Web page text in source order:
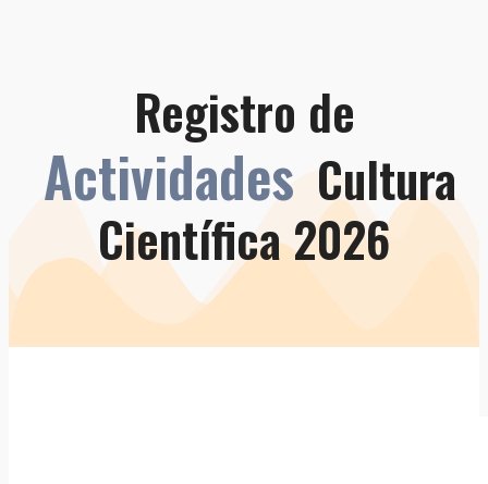
Registro de
Actividades Cultura
Científica 2026